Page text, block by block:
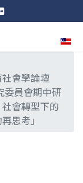
選擇
會學論壇
委員會期中研
會轉型下的
思考」